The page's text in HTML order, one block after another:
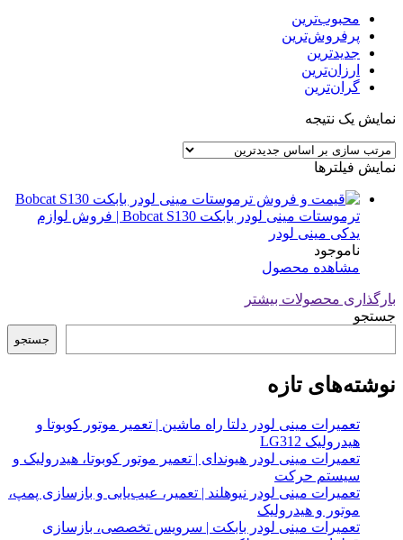
محبوب‌ترین
پرفروش‌ترین
جدیدترین
ارزان‌ترین
گران‌ترین
نمایش یک نتیجه
نمایش فیلترها
ترموستات مینی لودر بابکت Bobcat S130 | فروش لوازم
یدکی مینی لودر
ناموجود
مشاهده محصول
بارگذاری محصولات بیشتر
جستجو
جستجو
نوشته‌های تازه
تعمیرات مینی لودر دلتا راه ماشین | تعمیر موتور کوبوتا و
هیدرولیک LG312
تعمیرات مینی لودر هیوندای | تعمیر موتور کوبوتا، هیدرولیک و
سیستم حرکت
تعمیرات مینی لودر نیوهلند | تعمیر، عیب‌یابی و بازسازی پمپ،
موتور و هیدرولیک
تعمیرات مینی لودر بابکت | سرویس تخصصی، بازسازی